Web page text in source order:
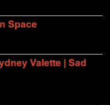
Space
Valette | Sad